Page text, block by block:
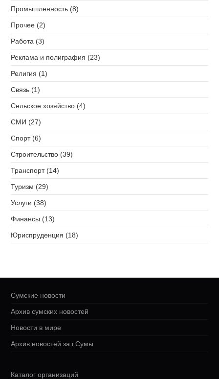
Промышленность (8)
Прочее (2)
Работа (3)
Реклама и полиграфия (23)
Религия (1)
Связь (1)
Сельское хозяйство (4)
СМИ (27)
Спорт (6)
Строительство (39)
Транспорт (14)
Туризм (29)
Услуги (38)
Финансы (13)
Юриспруденция (18)
Сумские новости
Архив сумских новостей
Новости в мире
Архив новостей за г.Сумы
Каталог организаций